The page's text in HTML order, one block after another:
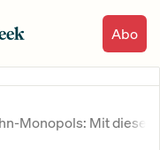
Abo
Monopols: Mit